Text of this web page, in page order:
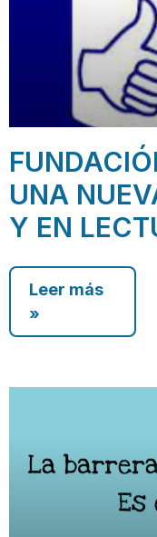
UNA
Y EN
Leer más
»